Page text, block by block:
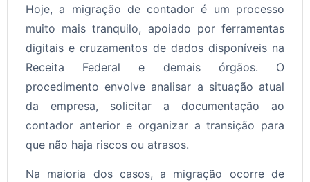
Hoje, a migração de contador é um processo
muito mais tranquilo, apoiado por ferramentas
digitais e cruzamentos de dados disponíveis na
Receita Federal e demais órgãos. O
procedimento envolve analisar a situação atual
da empresa, solicitar a documentação ao
contador anterior e organizar a transição para
que não haja riscos ou atrasos.
Na maioria dos casos, a migração ocorre de